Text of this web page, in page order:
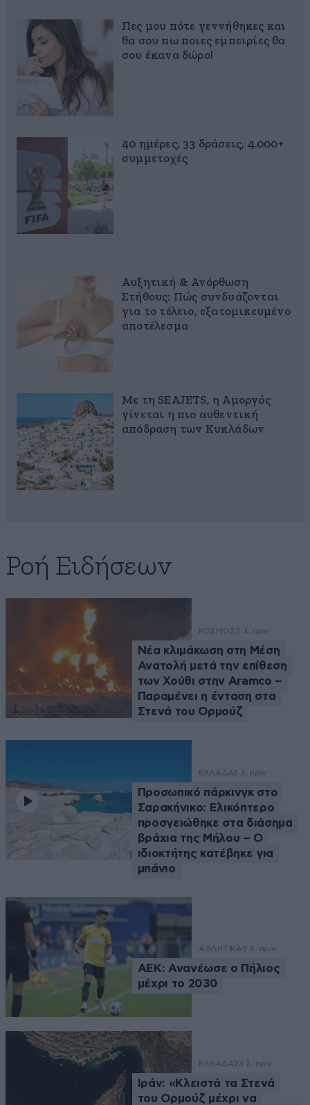
Πες μου πότε γεννήθηκες και
θα σου πω ποιες εμπειρίες θα
σου έκανα δώρο!
40 ημέρες, 33 δράσεις, 4.000+
συμμετοχές
Αυξητική & Ανόρθωση
Στήθους: Πώς συνδυάζονται
για το τέλειο, εξατομικευμένο
αποτέλεσμα
Με τη SEAJETS, η Αμοργός
γίνεται η πιο αυθεντική
απόδραση των Κυκλάδων
Ροή Ειδήσεων
ΚΟΣΜΟΣ2 λ. πριν
Νέα κλιμάκωση στη Μέση
Ανατολή μετά την επίθεση
των Χούθι στην Aramco –
Παραμένει η ένταση στα
Στενά του Ορμούζ
ΕΛΛΑΔΑ3 λ. πριν
Προσωπικό πάρκινγκ στο
Σαρακήνικο: Ελικόπτερο
προσγειώθηκε στα διάσημα
βράχια της Μήλου – Ο
ιδιοκτήτης κατέβηκε για
μπάνιο
ΑΘΛΗΤΙΚΑ9 λ. πριν
ΑΕΚ: Ανανέωσε ο Πήλιος
μέχρι το 2030
ΕΛΛΑΔΑ23 λ. πριν
Ιράν: «Κλειστά τα Στενά
του Ορμούζ μέχρι να